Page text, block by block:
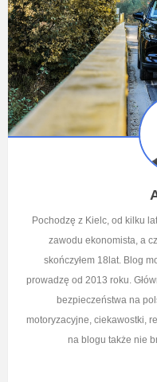
Pochodzę z Kielc, od kilku
zawodu ekonomista, a
skończyłem 18lat. Blog
prowadzę od 2013 roku.
bezpieczeństwa na
motoryzacyjne, ciekawostki,
na blogu także nie